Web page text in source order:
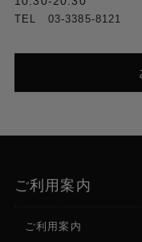
TEL 03-3385-8121
ご利用案内
ご利用案内